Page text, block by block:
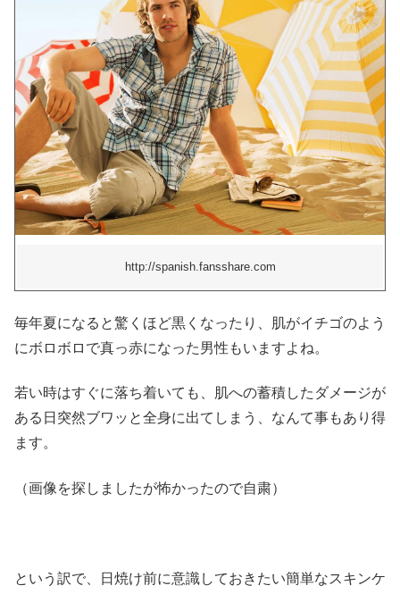
http://spanish.fansshare.com
毎年夏になると驚くほど黒くなったり、肌がイチゴのよう
にボロボロで真っ赤になった男性もいますよね。
若い時はすぐに落ち着いても、肌への蓄積したダメージが
ある日突然ブワッと全身に出てしまう、なんて事もあり得
ます。
（画像を探しましたが怖かったので自粛）
という訳で、日焼け前に意識しておきたい簡単なスキンケ